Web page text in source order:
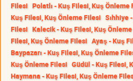
Filesi Polatlı - Kuş Filesi, Kuş Önleme
Kuş Filesi, Kuş Önleme Filesi Sıhhiye
Filesi Kalecik - Kuş Filesi, Kuş
Filesi, Kuş Önleme Filesi Ayaş - Kuş
Baypazarı - Kuş Filesi, Kuş Önleme
Kuş Önleme Filesi Güdül - Kuş Filesi,
Haymana - Kuş Filesi, Kuş Önleme